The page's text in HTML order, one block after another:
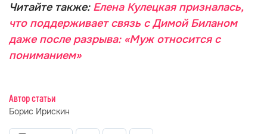
Читайте также: Елена Кулецкая призналась,
что поддерживает связь с Димой Биланом
даже после разрыва: «Муж относится с
пониманием»
Автор статьи
Борис Ирискин